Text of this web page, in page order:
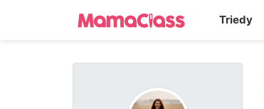
Triedy